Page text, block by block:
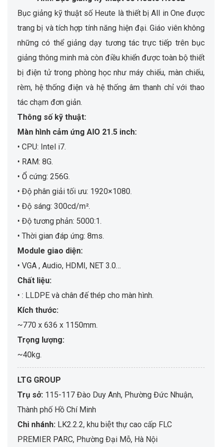
Bục giảng kỹ thuật số Heute là thiết bị All in One được
trang bị và tích hợp tính năng hiện đại. Giáo viên không
những có thể giảng dạy tương tác trực tiếp trên bục
giảng thông minh mà còn điều khiển được toàn bộ thiết
bị điện tử trong phòng học như máy chiếu, màn chiếu,
rèm, hệ thống điện và hệ thống âm thanh chỉ với thao
tác chạm đơn giản.
Thông số kỹ thuật:
Màn hình cảm ứng AIO 21.5 inch:
• CPU: Intel i7.
• RAM: 8G.
• Ổ cứng: 256G.
• Độ phân giải tối ưu: 1920×1080.
• Độ sáng: 300cd/m².
• Độ tương phản: 5000:1.
• Thời gian đáp ứng: 8ms.
Module giao diện:
• VGA , Audio, HDMI, NET 3.0…
Chất liệu:
• : LLDPE và chân đế thép cho màn hình.
Kích thước:
~770 x 636 x 1150mm.
Trọng lượng:
~40kg.
LTG GROUP
Trụ sở: 115-117 Đào Duy Anh, Phường Đức Nhuận,
Thành phố Hồ Chí Minh
Chi nhánh: LK2.2.2, khu biệt thự cao cấp FLC
PREMIER PARC, Phường Đại Mỗ, Hà Nội